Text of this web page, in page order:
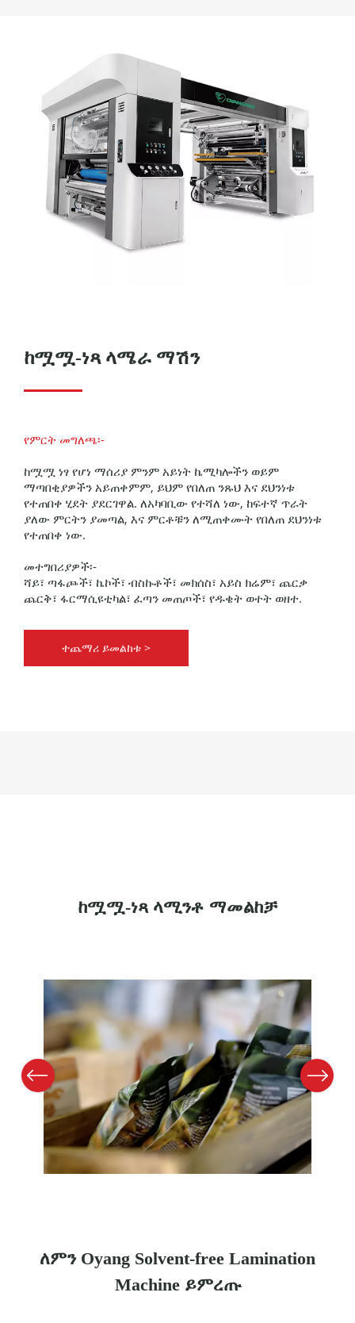
ከሟሟ-ነጻ ላሜራ ማሽን
የምርት መግለጫ፡-
ከሟሟ ነፃ የሆነ ማሰሪያ ምንም አይነት ኬሚካሎችን ወይም
ማጣበቂያዎችን አይጠቀምም, ይህም የበለጠ ንጹህ እና ደህንነቱ
የተጠበቀ ሂደት ያደርገዋል. ለአካባቢው የተሻለ ነው, ከፍተኛ ጥራት
ያለው ምርትን ያመጣል, እና ምርቶቹን ለሚጠቀሙት የበለጠ ደህንነቱ
የተጠበቀ ነው.
መተግበሪያዎች፡-
ሻይ፣ ጣፋጮች፣ ኬኮች፣ ብስኩቶች፣ መክሰስ፣ አይስ ክሬም፣ ጨርቃ
ጨርቅ፣ ፋርማሲዩቲካል፣ ፈጣን መጠጦች፣ የዱቄት ወተት ወዘተ.
ተጨማሪ ይመልከቱ >
ከሟሟ-ነጻ ላሚንቶ ማመልከቻ
Previous Next
ለምን Oyang Solvent-free Lamination
Machine ይምረጡ